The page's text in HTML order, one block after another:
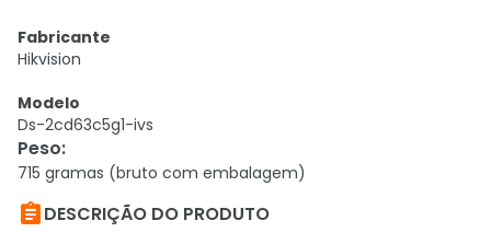
Fabricante
Hikvision
Modelo
Ds-2cd63c5g1-ivs
Peso:
715 gramas (bruto com embalagem)
DESCRIÇÃO DO PRODUTO